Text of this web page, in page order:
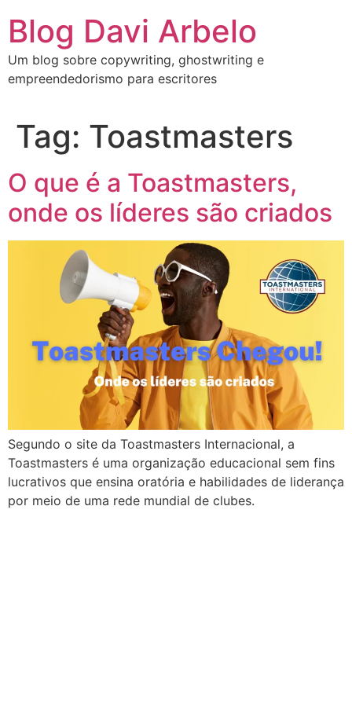
Blog Davi Arbelo
Um blog sobre copywriting, ghostwriting e
empreendedorismo para escritores
Tag: Toastmasters
O que é a Toastmasters,
onde os líderes são criados
Segundo o site da Toastmasters Internacional, a
Toastmasters é uma organização educacional sem fins
lucrativos que ensina oratória e habilidades de liderança
por meio de uma rede mundial de clubes.